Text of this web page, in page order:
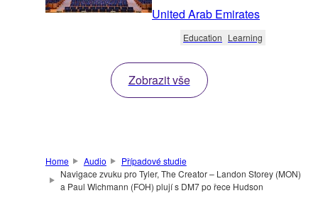
United Arab Emirates
Education Learning
Zobrazit vše
Home Audio
Případové studie
Navigace zvuku pro Tyler, The Creator – Landon Storey (MON)
a Paul Wichmann (FOH) plují s DM7 po řece Hudson